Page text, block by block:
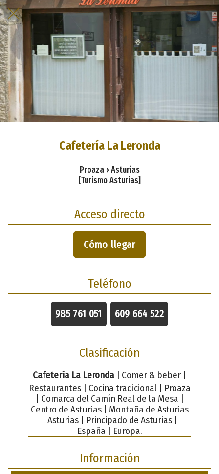
Cafetería La Leronda
Proaza › Asturias
[Turismo Asturias]
Acceso directo
Cómo llegar
Teléfono
985 761 051 609 664 522
Clasificación
Cafetería La Leronda | Comer & beber |
Restaurantes | Cocina tradicional | Proaza
| Comarca del Camín Real de la Mesa |
Centro de Asturias | Montaña de Asturias
| Asturias | Principado de Asturias |
España | Europa.
Información